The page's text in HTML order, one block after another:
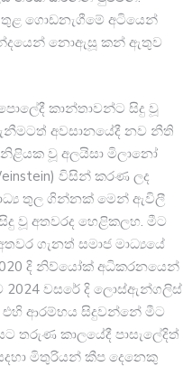
තු​ළ ගොඩනැගී​මේ අටියෙන්
නොඇසූ කන් ඇතුව
කාන්තාවන්ට සිදු වූ
අවසානයේදී නව නීති
වූ අලයිසා මිලානෝ
විසින් කරණ ලද
තුල ගින්නක් මෙන් ඇවිලී
වූ අතවරද හෙළිකලහ. මීට
ගැනත් සමාජ මාධ්‍යයේ
දි නිව්යෝක් අධිකරනයෙන්
2024 වසරේ දි ලොස්ඇන්ගලිස්
එහි ආරම්භය සිදුවන්නේ මීට
තරුණ කාලයේදී පාසැලේදිත්
මිතුරියන් කීප දෙනෙකු